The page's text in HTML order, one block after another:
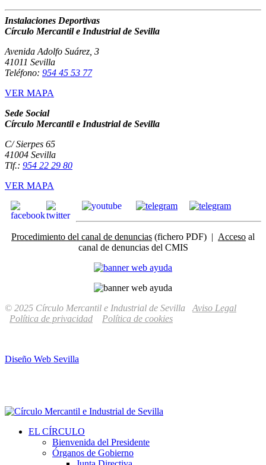
Instalaciones Deportivas
Círculo Mercantil e Industrial de Sevilla
Avenida Adolfo Suárez, 3
41011 Sevilla
Teléfono: 954 45 53 77
VER MAPA
Sede Social
Círculo Mercantil e Industrial de Sevilla
C/ Sierpes 65
41004 Sevilla
Tlf.: 954 22 29 80
VER MAPA
Procedimiento del canal de denuncias (fichero PDF) | Acceso al
canal de denuncias del CMIS
© 2025 Círculo Mercantil e Industrial de Sevilla Aviso Legal
Política de privacidad
Política de cookies
Diseño Web Sevilla
EL CÍRCULO
Bienvenida del Presidente
Órganos de Gobierno